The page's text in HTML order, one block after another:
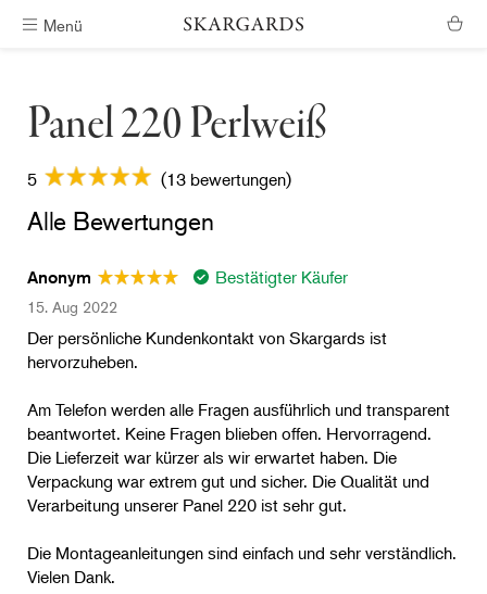
Menü Kostenlose Lieferung
Panel 220 Perlweiß
5 (13 bewertungen)
Alle Bewertungen
Anonym Bestätigter Käufer
15. Aug 2022
Der persönliche Kundenkontakt von Skargards ist
hervorzuheben.
Am Telefon werden alle Fragen ausführlich und transparent
beantwortet. Keine Fragen blieben offen. Hervorragend.
Die Lieferzeit war kürzer als wir erwartet haben. Die
Verpackung war extrem gut und sicher. Die Qualität und
Verarbeitung unserer Panel 220 ist sehr gut.
Die Montageanleitungen sind einfach und sehr verständlich.
Vielen Dank.